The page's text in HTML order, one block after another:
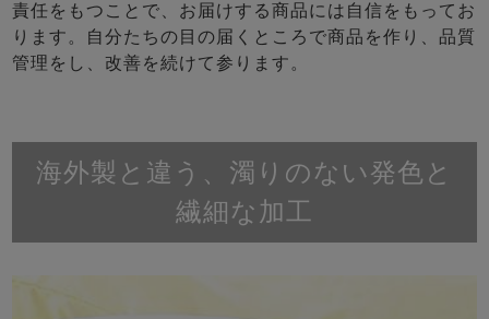
責任をもつことで、お届けする商品には自信をもってお
ります。自分たちの目の届くところで商品を作り、品質
管理をし、改善を続けて参ります。
海外製と違う、濁りのない発色と
繊細な加工